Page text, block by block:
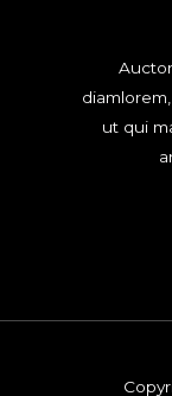
ut qui